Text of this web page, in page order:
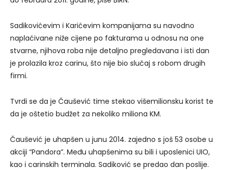
Sadikovićevim i Karićevim kompanijama su navodno
naplaćivane niže cijene po fakturama u odnosu na one
stvarne, njihova roba nije detaljno pregledavana i isti dan
je prolazila kroz carinu, što nije bio slučaj s robom drugih
firmi.
Tvrdi se da je Čaušević time stekao višemilionsku korist te
da je oštetio budžet za nekoliko miliona KM.
Čaušević je uhapšen u junu 2014. zajedno s još 53 osobe u
akciji “Pandora”. Među uhapšenima su bili i uposlenici UIO,
kao i carinskih terminala. Sadiković se predao dan poslije.